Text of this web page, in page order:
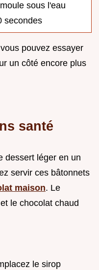
sous l'eau
secondes
pouvez essayer
un côté encore plus
santé
dessert léger en un
servir ces bâtonnets
maison. Le
le chocolat chaud
le sirop